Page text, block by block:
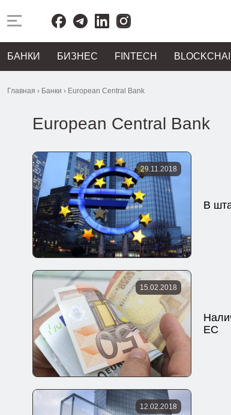
БАНКИ БИЗНЕС FINTECH
Главная › Банки › European Central Bank
European Central Bank
29.11.2018
В
15.02.2018
ЕС
12.02.2018